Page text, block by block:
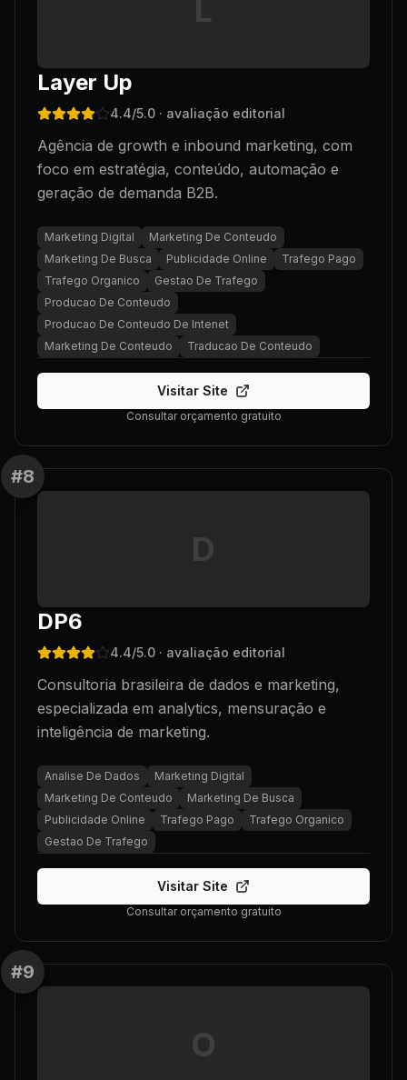
L
Layer Up
4.4/5.0 · avaliação editorial
Agência de growth e inbound marketing, com
foco em estratégia, conteúdo, automação e
geração de demanda B2B.
Marketing Digital
Marketing De Conteudo
Marketing De Busca
Publicidade Online
Trafego Pago
Trafego Organico
Gestao De Trafego
Producao De Conteudo
Producao De Conteudo De Intenet
Marketing De Conteudo
Traducao De Conteudo
Visitar Site
Consultar orçamento gratuito
#8
D
DP6
4.4/5.0 · avaliação editorial
Consultoria brasileira de dados e marketing,
especializada em analytics, mensuração e
inteligência de marketing.
Analise De Dados
Marketing Digital
Marketing De Conteudo
Marketing De Busca
Publicidade Online
Trafego Pago
Trafego Organico
Gestao De Trafego
Visitar Site
Consultar orçamento gratuito
#9
O